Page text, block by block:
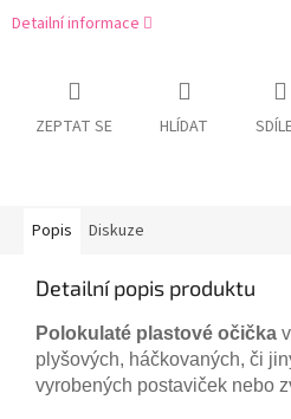
Detailní informace
ZEPTAT SE HLÍDAT
Popis Diskuze
Detailní popis produktu
Polokulaté plastové očička
plyšových, háčkovaných, či
vyrobených postaviček nebo